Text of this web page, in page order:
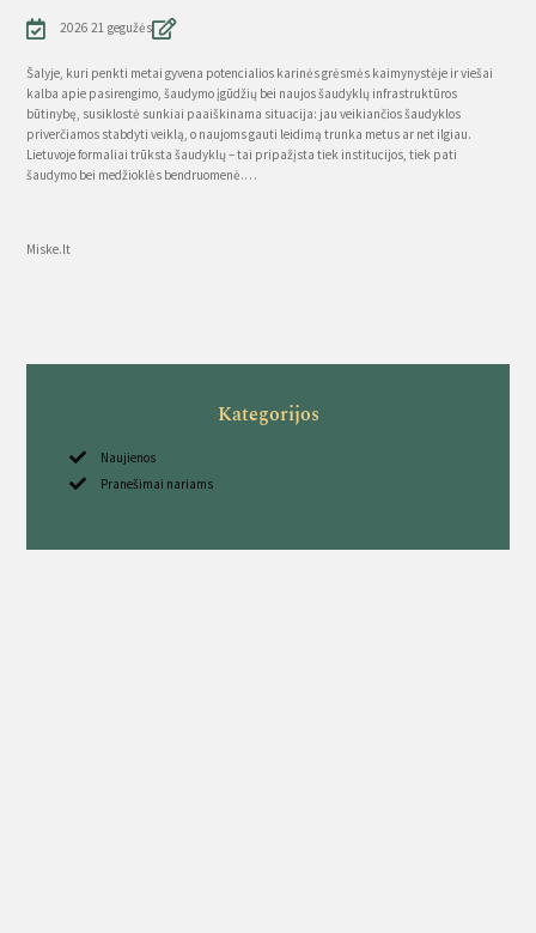
2026 21 gegužės
Šalyje, kuri penkti metai gyvena potencialios karinės grėsmės kaimynystėje ir viešai
kalba apie pasirengimo, šaudymo įgūdžių bei naujos šaudyklų infrastruktūros
būtinybę, susiklostė sunkiai paaiškinama situacija: jau veikiančios šaudyklos
priverčiamos stabdyti veiklą, o naujoms gauti leidimą trunka metus ar net ilgiau.
Lietuvoje formaliai trūksta šaudyklų – tai pripažįsta tiek institucijos, tiek pati
šaudymo bei medžioklės bendruomenė.…
Miske.lt
Kategorijos
Naujienos
Pranešimai nariams